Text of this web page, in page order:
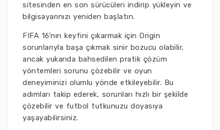
sitesinden en son sürücüleri indirip yükleyin ve
bilgisayarınızı yeniden başlatın.
FIFA 16'nın keyfini çıkarmak için Origin
sorunlarıyla başa çıkmak sinir bozucu olabilir,
ancak yukarıda bahsedilen pratik çözüm
yöntemleri sorunu çözebilir ve oyun
deneyiminizi olumlu yönde etkileyebilir. Bu
adımları takip ederek, sorunları hızlı bir şekilde
çözebilir ve futbol tutkunuzu doyasıya
yaşayabilirsiniz.